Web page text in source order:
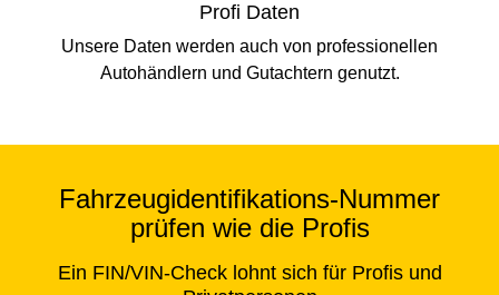
Profi Daten
Unsere Daten werden auch von professionellen
Autohändlern und Gutachtern genutzt.
Fahrzeugidentifikations-Nummer
prüfen wie die Profis
Ein FIN/VIN-Check lohnt sich für Profis und